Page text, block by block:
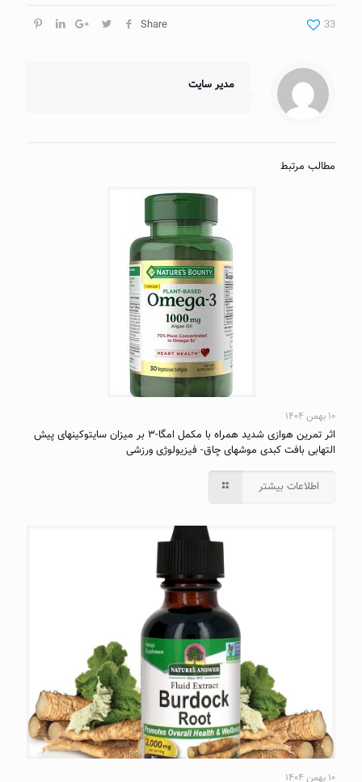
Share 33
مدیر سایت
مطالب مرتبط
۱۰ بهمن ۱۴۰۴
اثر تمرین هوازی شدید همراه با مکمل امگا-۳ بر میزان سایتوکینهای پیش
التهابی بافت کبدی موشهای چاق- فیزیولوژی ورزشی
اطلاعات بیشتر
۱۰ بهمن ۱۴۰۴